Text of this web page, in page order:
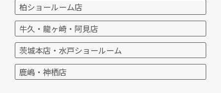
柏ショールーム店
牛久・龍ヶ崎・阿見店
茨城本店・水戸ショールーム
鹿嶋・神栖店